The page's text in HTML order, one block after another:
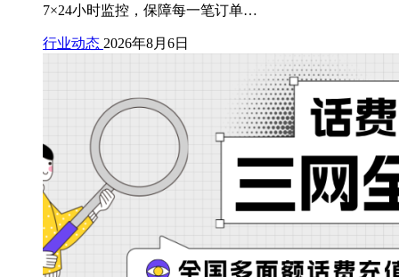
7×24小时监控，保障每一笔订单…
行业动态 2026年8月6日